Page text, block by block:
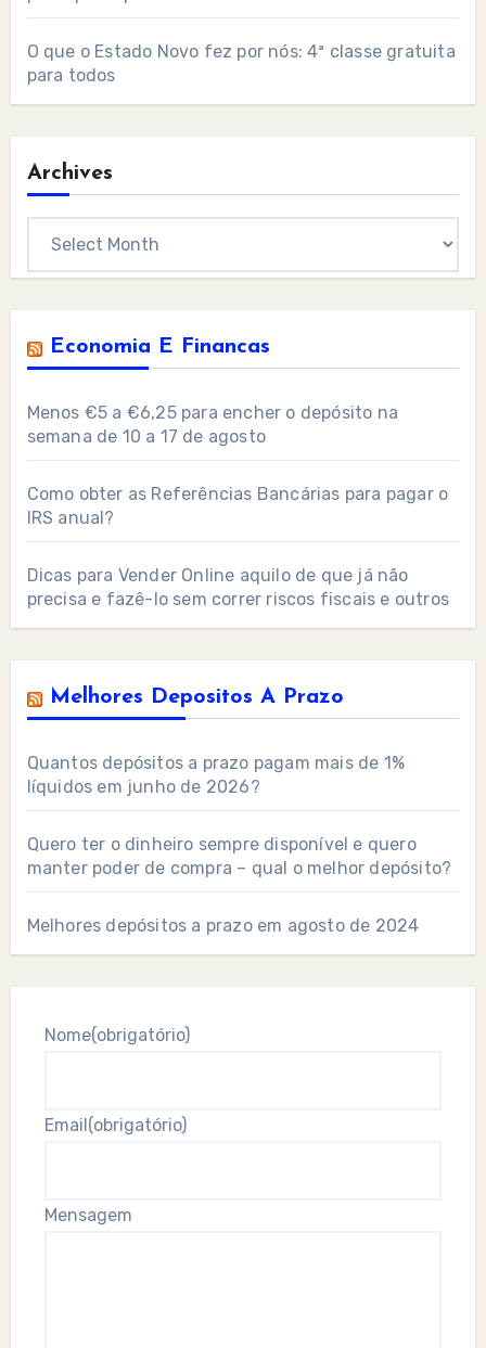
O que o Estado Novo fez por nós: 4ª classe gratuita
para todos
Archives
Economia E Financas
Menos €5 a €6,25 para encher o depósito na
semana de 10 a 17 de agosto
Como obter as Referências Bancárias para pagar o
IRS anual?
Dicas para Vender Online aquilo de que já não
precisa e fazê-lo sem correr riscos fiscais e outros
Melhores Depositos A Prazo
Quantos depósitos a prazo pagam mais de 1%
líquidos em junho de 2026?
Quero ter o dinheiro sempre disponível e quero
manter poder de compra – qual o melhor depósito?
Melhores depósitos a prazo em agosto de 2024
Nome(obrigatório)
Email (obrigatório)
Mensagem